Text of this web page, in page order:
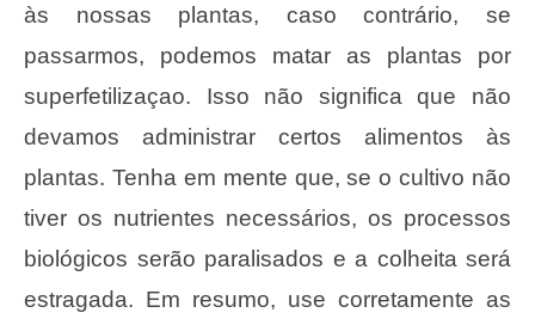
às nossas plantas, caso contrário, se
passarmos, podemos matar as plantas por
superfetilizaçao. Isso não significa que não
devamos administrar certos alimentos às
plantas. Tenha em mente que, se o cultivo não
tiver os nutrientes necessários, os processos
biológicos serão paralisados ​​e a colheita será
estragada. Em resumo, use corretamente as